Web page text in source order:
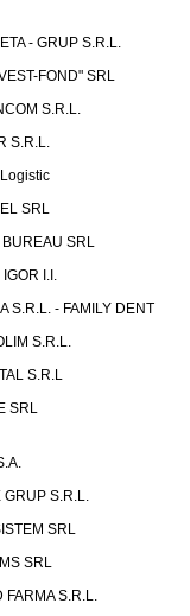
- GRUP S.R.L.
FOND" SRL
S.R.L.
S.R.L.
SRL
BUREAU SRL
I.I.
S.R.L. - FAMILY DENT
S.R.L.
S.R.L
SRL
GRUP S.R.L.
SRL
SRL
FARMA S.R.L.